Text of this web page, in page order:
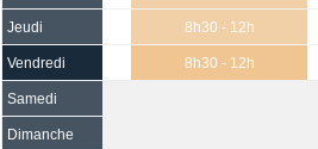
Jeudi 8h30 - 12h
Vendredi 8h30 - 12h
Samedi
Dimanche